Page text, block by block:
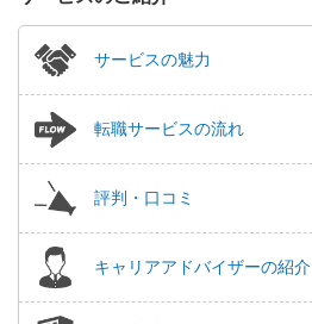
サービスの魅力
転職サービスの流れ
評判・口コミ
キャリアアドバイザーの紹介